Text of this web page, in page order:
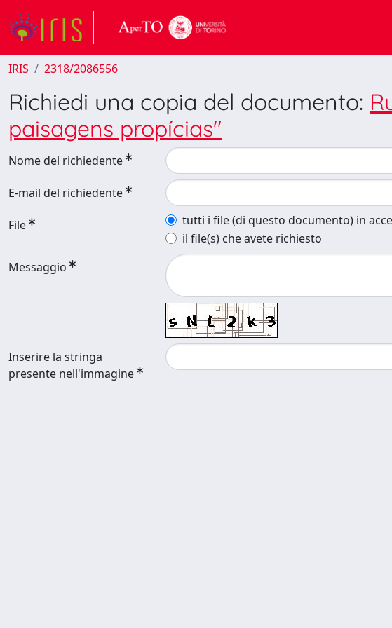
IRIS 2318/2086556
Richiedi una copia del documento:
paisagens propícias"
Nome del richiedente
E-mail del richiedente
File
tutti i file (di questo documento) in
il file(s) che avete richiesto
Messaggio
Inserire la stringa
presente nell'immagine